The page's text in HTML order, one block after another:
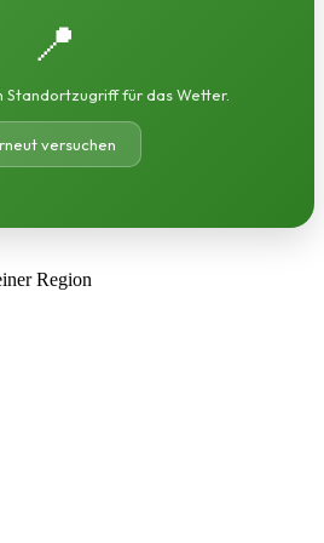
📍
Standortzugriff für das Wetter.
versuchen
Region